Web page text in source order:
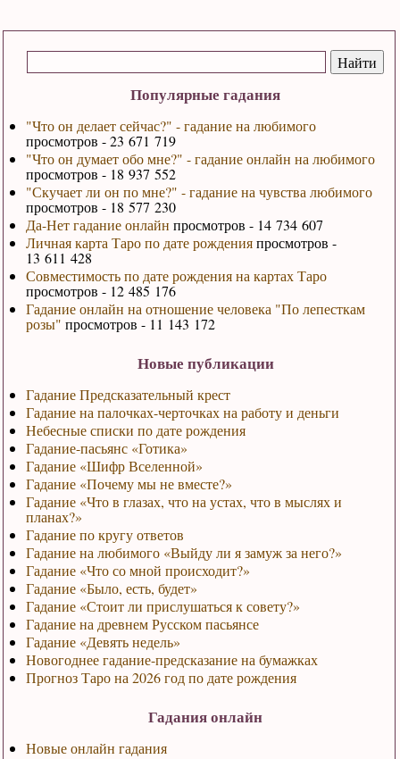
Популярные гадания
"Что он делает сейчас?" - гадание на любимого
просмотров - 23 671 719
"Что он думает обо мне?" - гадание онлайн на любимого
просмотров - 18 937 552
"Скучает ли он по мне?" - гадание на чувства любимого
просмотров - 18 577 230
Да-Нет гадание онлайн просмотров - 14 734 607
Личная карта Таро по дате рожденияпросмотров -
13 611 428
Совместимость по дате рождения на картах Таро
просмотров - 12 485 176
Гадание онлайн на отношение человека "По лепесткам
розы" просмотров - 11 143 172
Новые публикации
Гадание Предсказательный крест
Гадание на палочках-черточках на работу и деньги
Небесные списки по дате рождения
Гадание-пасьянс «Готика»
Гадание «Шифр Вселенной»
Гадание «Почему мы не вместе?»
Гадание «Что в глазах, что на устах, что в мыслях и
планах?»
Гадание по кругу ответов
Гадание на любимого «Выйду ли я замуж за него?»
Гадание «Что со мной происходит?»
Гадание «Было, есть, будет»
Гадание «Стоит ли прислушаться к совету?»
Гадание на древнем Русском пасьянсе
Гадание «Девять недель»
Новогоднее гадание-предсказание на бумажках
Прогноз Таро на 2026 год по дате рождения
Гадания онлайн
Новые онлайн гадания